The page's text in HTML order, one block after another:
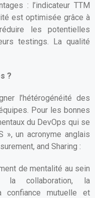
: l’indicateur TTM
est optimisée grâce à
les potentielles
testings. La qualité
?
l’hétérogénéité des
Pour les bonnes
du DevOps qui se
», un acronyme anglais
and Sharing :
de mentalité au sein
la collaboration, la
confiance mutuelle et